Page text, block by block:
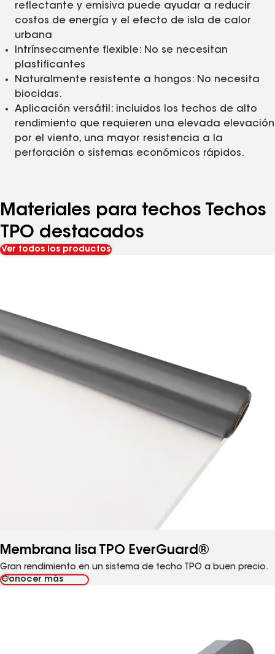
reflectante y emisiva puede ayudar a reducir
costos de energía y el efecto de isla de calor
urbana
Intrínsecamente flexible: No se necesitan
plastificantes
Naturalmente resistente a hongos: No necesita
biocidas.
Aplicación versátil: incluidos los techos de alto
rendimiento que requieren una elevada elevación
por el viento, una mayor resistencia a la
perforación o sistemas económicos rápidos.
Materiales para techos Techos
TPO destacados
Ver todos los productos
Membrana lisa TPO EverGuard®
Gran rendimiento en un sistema de techo TPO a buen precio.
Conocer más